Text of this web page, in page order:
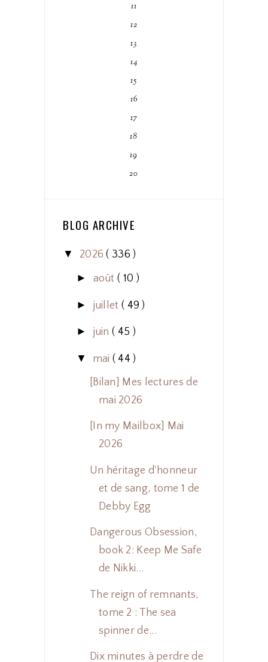
11
12
13
14
15
16
17
18
19
20
BLOG ARCHIVE
▼ 2026( 336 )
► août ( 10 )
► juillet ( 49 )
► juin ( 45 )
▼ mai ( 44 )
[Bilan] Mes lectures de
mai 2026
[In my Mailbox] Mai
2026
Un héritage d'honneur
et de sang, tome 1 de
Debby Egg
Dangerous Obsession,
book 2: Keep Me Safe
de Nikki...
The reign of remnants,
tome 2 : The sea
spinner de...
Dix minutes à perdre de